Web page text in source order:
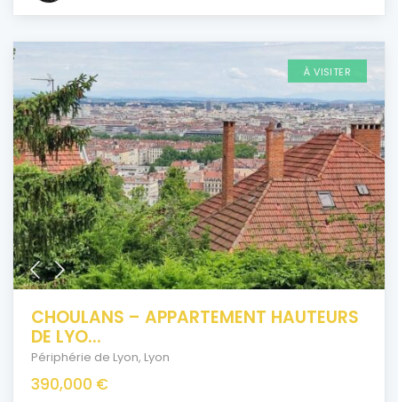
À VISITER
CHOULANS – APPARTEMENT HAUTEURS
DE LYO...
Périphérie de Lyon, Lyon
390,000 €